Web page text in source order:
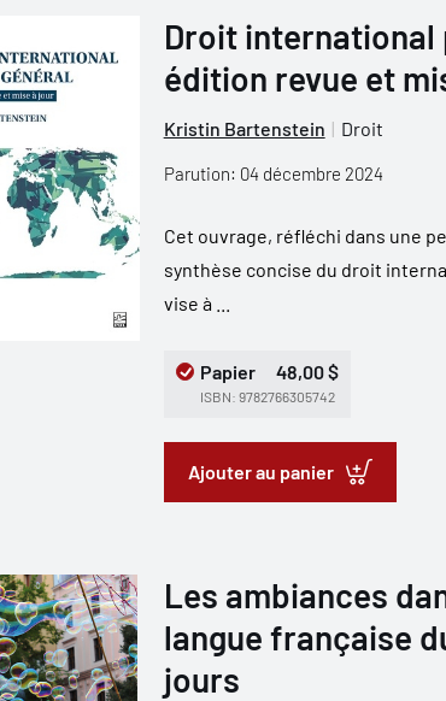
Droit international
édition revue et
Kristin Bartenstein Droit
Parution: 04 décembre 2024
Cet ouvrage, réfléchi dans une
synthèse concise du droit
vise à ...
Papier 48,00 $
ISBN: 9782766305742
Ajouter au panier
Les ambiances
langue française
jours